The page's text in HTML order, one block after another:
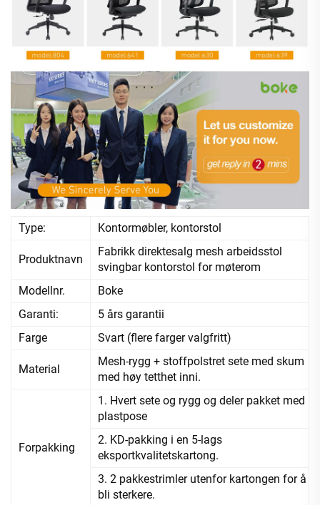
Type: Kontormøbler, kontorstol
Produktnavn
Fabrikk direktesalg mesh arbeidsstol
svingbar kontorstol for møterom
Modellnr.
Boke
Garanti:
5 års garantii
Farge
Svart (flere farger valgfritt)
Material
Mesh-rygg + stoffpolstret sete med skum
med høy tetthet inni.
Forpakking
1. Hvert sete og rygg og deler pakket med
plastpose
2. KD-pakking i en 5-lags
eksportkvalitetskartong.
3. 2 pakkestrimler utenfor kartongen for å
bli sterkere.